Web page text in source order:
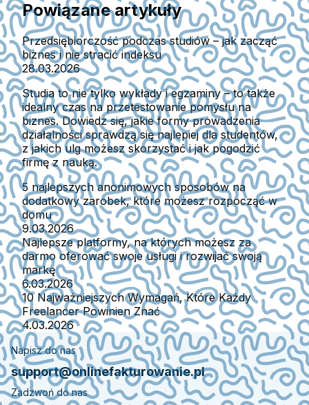
Powiązane artykuły
Przedsiębiorczość podczas studiów – jak zacząć
biznes i nie stracić indeksu
28.03.2026
Studia to nie tylko wykłady i egzaminy – to także
idealny czas na przetestowanie pomysłu na
biznes. Dowiedz się, jakie formy prowadzenia
działalności sprawdzą się najlepiej dla studentów,
z jakich ulg możesz skorzystać i jak pogodzić
firmę z nauką.
5 najlepszych anonimowych sposobów na
dodatkowy zarobek, które możesz rozpocząć w
domu
9.03.2026
Najlepsze platformy, na których możesz za
darmo oferować swoje usługi i rozwijać swoją
markę
6.03.2026
10 Najważniejszych Wymagań, Które Każdy
Freelancer Powinien Znać
4.03.2026
Napisz do nas
support@onlinefakturowanie.pl
Zadzwoń do nas